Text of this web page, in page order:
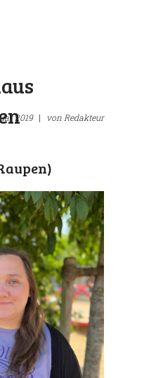
2019 | von Redakteur